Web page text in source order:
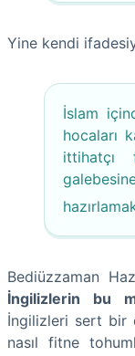
Yine kendi
İslam
hocaları
ittihatçı
Bediüzzaman
İngilizlerin bu
İngilizleri sert bir
nasıl fitne